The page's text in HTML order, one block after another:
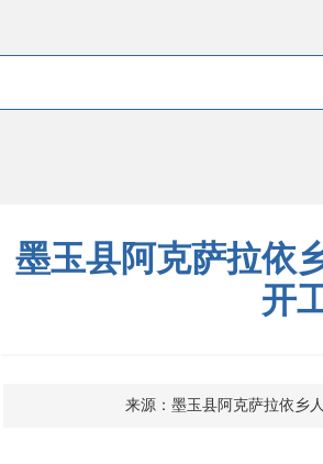
墨玉县阿克萨拉依
开
来源：墨玉县阿克萨拉依乡